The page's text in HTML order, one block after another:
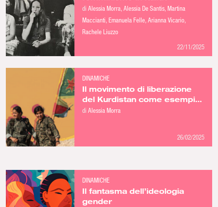
diAlessia Morra Alessia De Santis Martina
Maccianti Emanuela Felle Arianna Vicario
Rachele Liuzzo
22/11/2025
DINAMICHE
Il movimento di liberazione
del Kurdistan come esempio
rivoluzionario: intervista alla
diAlessia Morra
26/02/2025
DINAMICHE
Il fantasma dell’ideologia
gender